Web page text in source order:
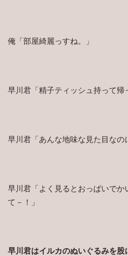
俺「部屋綺麗っすね。」
早川君「精子ティッシュ持って帰
早川君「あんな地味な見た目なの
早川君「よく見るとおっぱいでか
て－！」
早川君はイルカのぬいぐるみを股